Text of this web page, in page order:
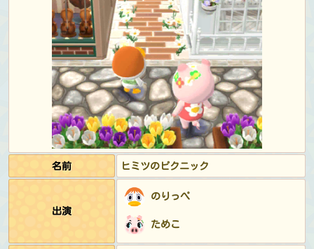
名前 ヒミツのピクニック
出演
のりっぺ
ためこ